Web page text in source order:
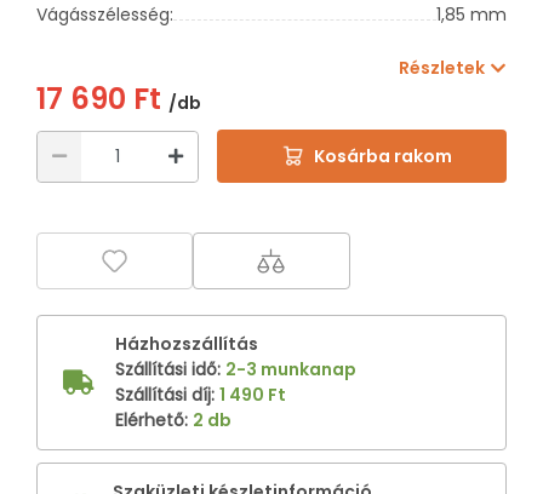
Vágásszélesség:
1,85 mm
Részletek
17 690 Ft /db
Kosárba rakom
Házhozszállítás
Szállítási idő: 2-3 munkanap
Szállítási díj: 1 490 Ft
Elérhető: 2 db